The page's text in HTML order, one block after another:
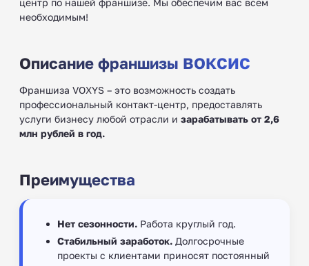
необходимым!
Описание франшизы ВОКСИС
Франшиза VOXYS – это возможность создать
профессиональный контакт-центр, предоставлять
услуги бизнесу любой отрасли и зарабатывать от 2,6
млн рублей в год.
Преимущества
Нет сезонности. Работа круглый год.
Стабильный заработок. Долгосрочные
проекты с клиентами приносят постоянный